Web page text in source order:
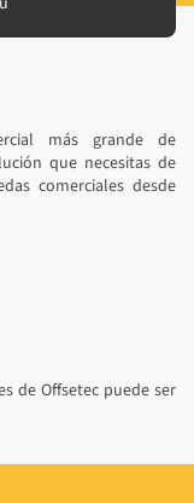
más grande de
que necesitas de
comerciales desde
de Offsetec puede ser